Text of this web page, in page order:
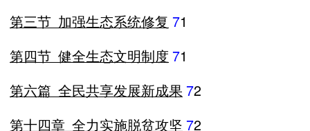
第三节 加强生态系统修复 71
第四节 健全生态文明制度 71
第六篇 全民共享发展新成果 72
第十四章 全力实施脱贫攻坚 72